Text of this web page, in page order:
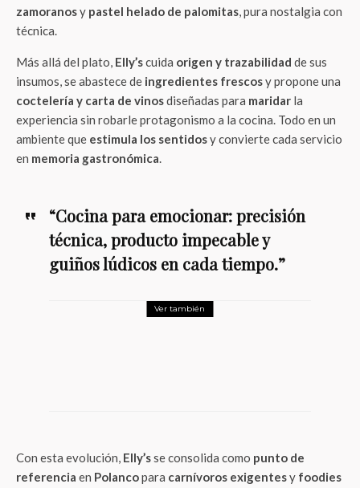
zamoranosy pastel helado de palomitas, pura nostalgia con
técnica.
Más allá del plato, Elly’scuida origen y trazabilidad de sus
insumos, se abastece de ingredientes frescosy propone una
coctelería y carta de vinosdiseñadas para maridar la
experiencia sin robarle protagonismo a la cocina. Todo en un
ambiente que estimula los sentidosy convierte cada servicio
en memoria gastronómica.
“Cocina para emocionar: precisión
técnica, producto impecable y
guiños lúdicos en cada tiempo.”
Ver también
Con esta evolución, Elly’sse consolida como punto de
referencia en Polancopara carnívoros exigentesy foodies